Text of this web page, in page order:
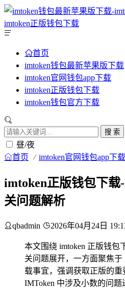
首页
imtoken钱包最新苹果版下载
imtoken官网钱包app下载
imtoken正版钱包下载
imtoken钱包官方下载
搜 索
昼/夜
首页 imtoken官网钱包app下载
imtoken正版钱包下载
关问题解析
qbadmin 2026年04月24日
本文围绕 imtoken 正版钱包
关问题展开，一方面聚焦于
载事宜，强调获取正版的
IMToken 中涉及小数的问